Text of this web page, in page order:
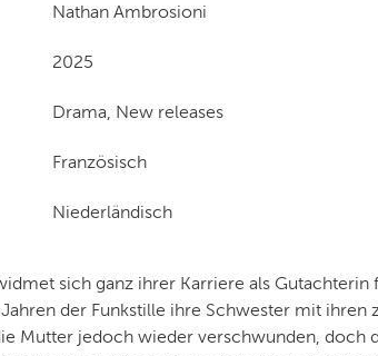
Nathan Ambrosioni
2025
Drama, New releases
Französisch
Niederländisch
sich ganz ihrer Karriere als Gutachterin
der Funkstille ihre Schwester mit ihren
Mutter jedoch wieder verschwunden, doch